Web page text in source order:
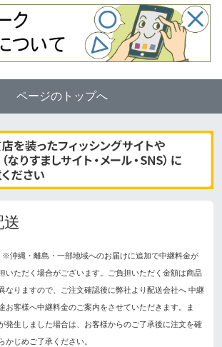
ページのトップへ
※沖縄・離島・一部地域へのお届けに追加で中継料金が
いただく場合がございます。ご負担いただく金額は商品
なりますので、ご注文確認後に弊社より配送会社へ 中継
お客様へ中継料金のご案内をさせていただきます。ま
発生しました場合は、お客様からのご了承後に注文を確
かじめご了承ください。